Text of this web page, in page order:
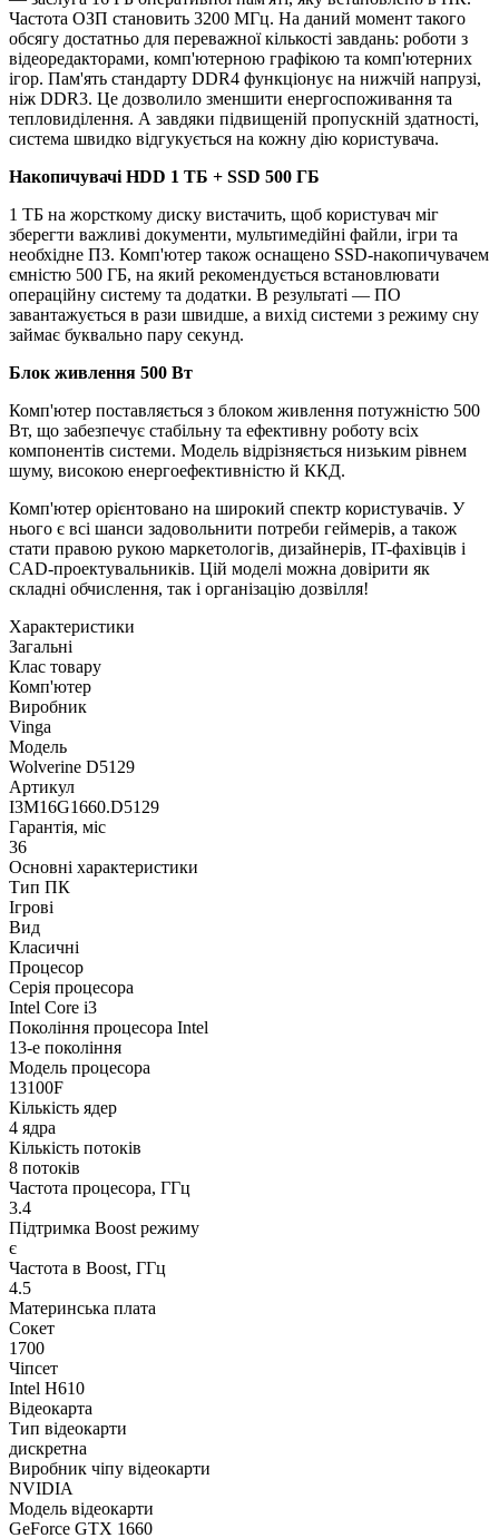
Частота ОЗП становить 3200 МГц. На даний момент такого
обсягу достатньо для переважної кількості завдань: роботи з
відеоредакторами, комп'ютерною графікою та комп'ютерних
ігор. Пам'ять стандарту DDR4 функціонує на нижчій напрузі,
ніж DDR3. Це дозволило зменшити енергоспоживання та
тепловиділення. А завдяки підвищеній пропускній здатності,
система швидко відгукується на кожну дію користувача.
Накопичувачі HDD 1 TБ + SSD 500 ГБ
1 ТБ на жорсткому диску вистачить, щоб користувач міг
зберегти важливі документи, мультимедійні файли, ігри та
необхідне ПЗ. Комп'ютер також оснащено SSD-накопичувачем
ємністю 500 ГБ, на який рекомендується встановлювати
операційну систему та додатки. В результаті — ПО
завантажується в рази швидше, а вихід системи з режиму сну
займає буквально пару секунд.
Блок живлення 500 Вт
Комп'ютер поставляється з блоком живлення потужністю 500
Вт, що забезпечує стабільну та ефективну роботу всіх
компонентів системи. Модель відрізняється низьким рівнем
шуму, високою енергоефективністю й ККД.
Комп'ютер орієнтовано на широкий спектр користувачів. У
нього є всі шанси задовольнити потреби геймерів, а також
стати правою рукою маркетологів, дизайнерів, IT-фахівців і
CAD-проектувальників. Цій моделі можна довірити як
складні обчислення, так і організацію дозвілля!
Характеристики
Загальні
Клас товару
Комп'ютер
Виробник
Vinga
Модель
Wolverine D5129
Артикул
I3M16G1660.D5129
Гарантія, міс
36
Основні характеристики
Тип ПК
Ігрові
Вид
Класичні
Процесор
Серія процесора
Intel Core i3
Покоління процесора Intel
13-е покоління
Модель процесора
13100F
Кількість ядер
4 ядра
Кількість потоків
8 потоків
Частота процесора, ГГц
3.4
Підтримка Boost режиму
є
Частота в Boost, ГГц
4.5
Материнська плата
Сокет
1700
Чіпсет
Intel H610
Відеокарта
Тип відеокарти
дискретна
Виробник чіпу відеокарти
NVIDIA
Модель відеокарти
GeForce GTX 1660